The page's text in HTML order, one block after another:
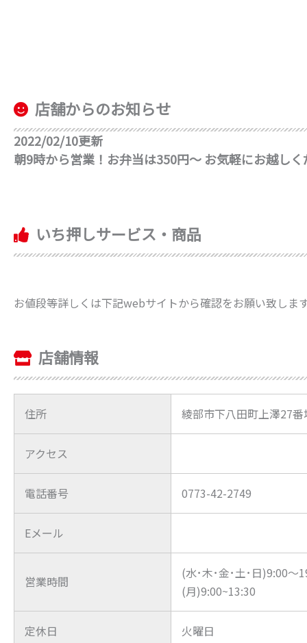
店舗からのお知らせ
2022/02/10更新
朝9時から営業！お弁当は350円〜 お気軽にお越しく
いち押しサービス・商品
お値段等詳しくは下記webサイトから確認をお願い致しま
店舗情報
住所 綾部市下八田町上澤27番
アクセス
電話番号 0773-42-2749
Eメール
営業時間
(水･木･金･土･日)9:00～
(月)9:00~13:30
定休日 火曜日